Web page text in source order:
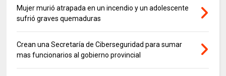
Mujer murió atrapada en un incendio y un adolescente
sufrió graves quemaduras
Crean una Secretaría de Ciberseguridad para sumar
mas funcionarios al gobierno provincial